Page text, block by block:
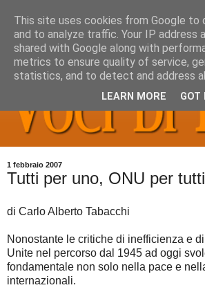
1 febbraio 2007
Tutti per uno, ONU per tutti
di Carlo Alberto Tabacchi
Nonostante le critiche di inefficienza e
Unite nel percorso dal 1945 ad oggi
fondamentale non solo nella pace e
internazionali.
This site uses cookies from Google to
and to analyze traffic. Your IP address
shared with Google along with
metrics to ensure quality of service,
statistics, and to detect and address
LEARN MORE GOT